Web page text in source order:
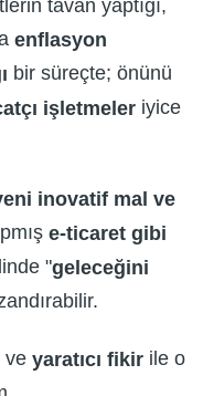
tavan yaptığı,
enflasyon
bir süreçte; önünü
işletmeler iyice
inovatif mal ve
e-ticaret gibi
"geleceğini
ve yaratıcı fikir ile o